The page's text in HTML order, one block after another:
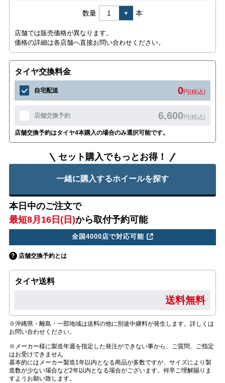
数量 本
店舗では販売価格が異なります。
価格の詳細は各店舗へ直接お問い合わせください。
タイヤ交換料金
自宅配送 0円(税込)
店舗交換予約 6,600円(税込)
店舗交換予約はタイヤ4本購入の場合のみ選択可能です。
セット購入でもっとお得！
一緒に購入するホイールを探す
本日中のご注文で
最短8月16日(日)から取付予約可能
全国4000店で対応可能
店舗交換予約とは
タイヤ送料
送料無料
※沖縄県・離島・一部地域は送料の他に別途中継料が発生します。詳しくは
お問い合わせください。
※メーカー様に製造年週を指定した発注ができない事から、ご質問、ご指定
はお受けできません
基本的にはメーカー製造1年以内となる商品が多数ですが、サイズにより製
造数が少ない場合など2年以内となる場合がございます。何卒ご理解賜りま
すようお願い致します。